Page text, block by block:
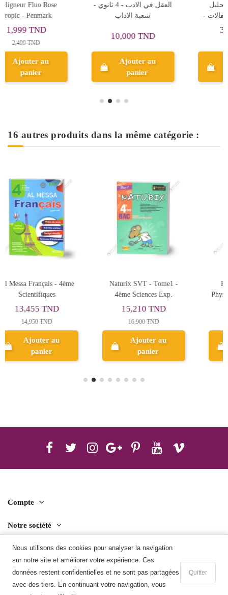
Nous utilisons des cookies pour analyser la navigation
sur notre site et améliorer votre expérience. Ces
données restent confidentielles et ne sont pas partagées
avec des tiers. En continuant votre navigation, vous
Quitter
Ajouter au panier
العربية منهجية تحليل
النصوص و بناء المقالات -
Surligneur Fluo Vert
- Penmark
16 autres produits dans la même catégorie :
-
Kounouz Fiches Bac
Physique & Chimie - 4ème
Al Messa Technologie
4ème Sciences
Compte
Notre société
Contact us
Télécharger l'application mobile